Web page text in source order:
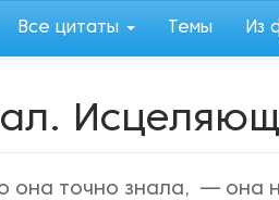
Все цитаты Темы Из
она точно знала, — она